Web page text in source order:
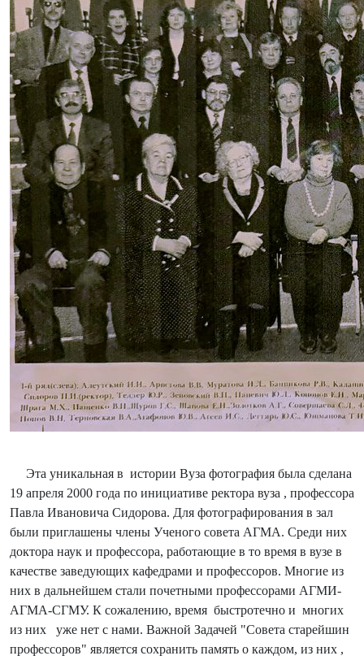
Эта уникальная в истории Вуза фотография была сделана
19 апреля 2000 года по инициативе ректора вуза , профессора
Павла Ивановича Сидорова. Для фотографирования в зал
были приглашены члены Ученого совета АГМА. Среди них
доктора наук и профессора, работающие в то время в вузе в
качестве заведующих кафедрами и профессоров. Многие из
них в дальнейшем стали почетными профессорами АГМИ-
АГМА-СГМУ. К сожалению, время быстротечно и многих
из них уже нет с нами. Важной Задачей "Совета старейшин
профессоров" является сохранить память о каждом, из них ,